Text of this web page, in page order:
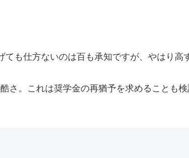
も仕方ないのは百も承知ですが、やはり高
さ。これは奨学金の再猶予を求めることも